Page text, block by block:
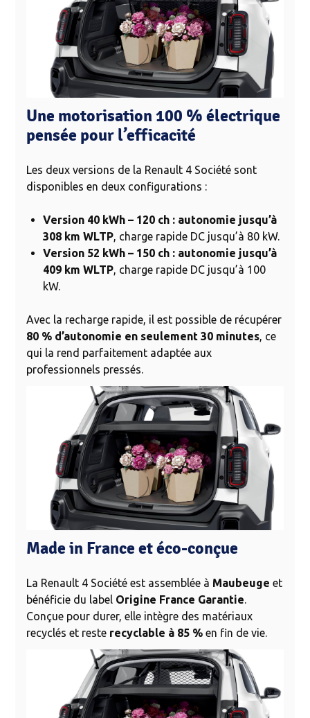
Une motorisation 100 % électrique
pensée pour l’efficacité
Les deux versions de la Renault 4 Société sont
disponibles en deux configurations :
Version 40 kWh – 120 ch : autonomie jusqu’à
308 km WLTP, charge rapide DC jusqu’à 80 kW.
Version 52 kWh – 150 ch : autonomie jusqu’à
409 km WLTP, charge rapide DC jusqu’à 100
kW.
Avec la recharge rapide, il est possible de récupérer
80 % d’autonomie en seulement 30 minutes, ce
qui la rend parfaitement adaptée aux
professionnels pressés.
Made in France et éco-conçue
La Renault 4 Société est assemblée à Maubeugeet
bénéficie du label Origine France Garantie.
Conçue pour durer, elle intègre des matériaux
recyclés et reste recyclable à 85 % en fin de vie.